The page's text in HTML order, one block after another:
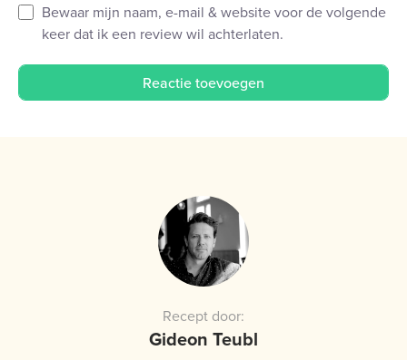
Bewaar mijn naam, e-mail & website voor de volgende
keer dat ik een review wil achterlaten.
Recept door:
Gideon Teubl